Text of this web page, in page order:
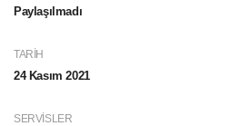
Paylaşılmadı
TARIH
24 Kasım 2021
SERVISLER